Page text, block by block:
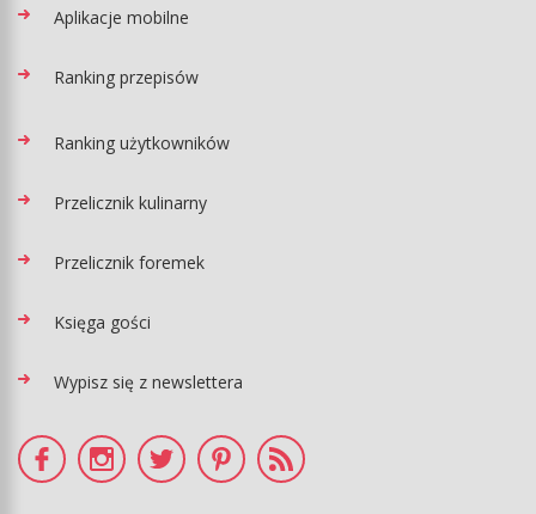
Aplikacje mobilne
Ranking przepisów
Ranking użytkowników
Przelicznik kulinarny
Przelicznik foremek
Księga gości
Wypisz się z newslettera